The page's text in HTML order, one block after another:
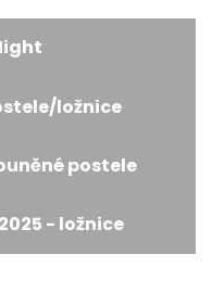
ložnice
postele
- ložnice